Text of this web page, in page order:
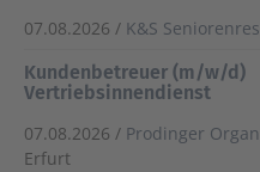
07.08.2026 / K&S
Kundenbetreuer (m/w/d)
Vertriebsinnendienst
07.08.2026 / Prodinger
Erfurt